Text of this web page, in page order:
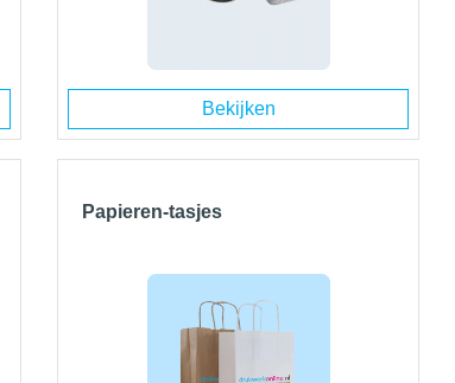
Bekijken
Papieren-tasjes